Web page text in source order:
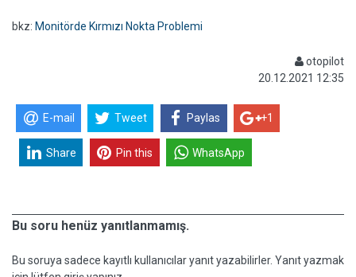
bkz: Monitörde Kırmızı Nokta Problemi
otopilot
20.12.2021 12:35
E-mail Tweet Paylas +1
Share Pin this WhatsApp
Bu soru henüz yanıtlanmamış.
Bu soruya sadece kayıtlı kullanıcılar yanıt yazabilirler. Yanıt yazmak